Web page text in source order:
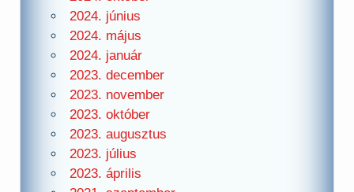
2024. június
2024. május
2024. január
2023. december
2023. november
2023. október
2023. augusztus
2023. július
2023. április